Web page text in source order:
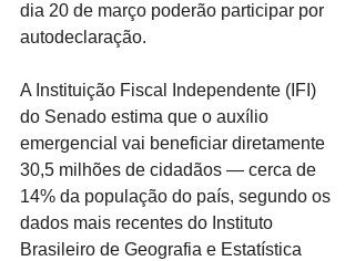
dia 20 de março poderão participar por
autodeclaração.
A Instituição Fiscal Independente (IFI)
do Senado estima que o auxílio
emergencial vai beneficiar diretamente
30,5 milhões de cidadãos — cerca de
14% da população do país, segundo os
dados mais recentes do Instituto
Brasileiro de Geografia e Estatística